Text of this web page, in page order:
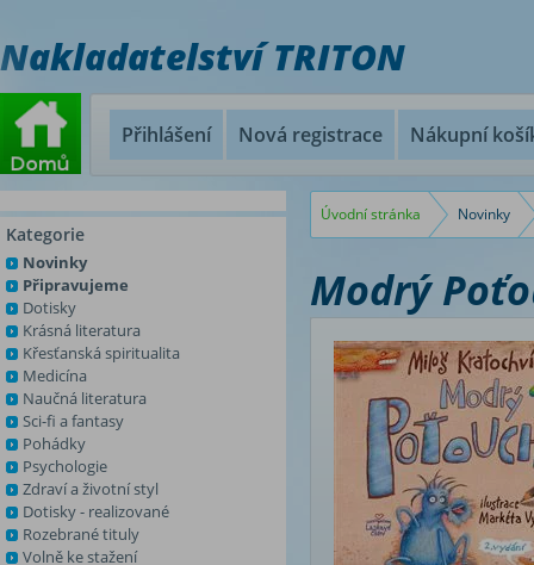
Nakladatelství TRITON
Přihlášení Nová registrace Nákupní
Kategorie
Novinky
Připravujeme
Dotisky
Krásná literatura
Křesťanská spiritualita
Medicína
Naučná literatura
Sci-fi a fantasy
Pohádky
Psychologie
Zdraví a životní styl
Dotisky - realizované
Rozebrané tituly
Volně ke stažení
Úvodní stránka Novinky
Modrý